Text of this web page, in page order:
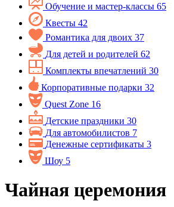
Обучение и мастер-классы 65
Квесты 42
Романтика для двоих 37
Для детей и родителей 62
Комплекты впечатлений 30
Корпоративные подарки 32
Quest Zone 16
Детские праздники 30
Для автомобилистов 7
Денежные сертификаты 3
Шоу 5
Чайная церемония